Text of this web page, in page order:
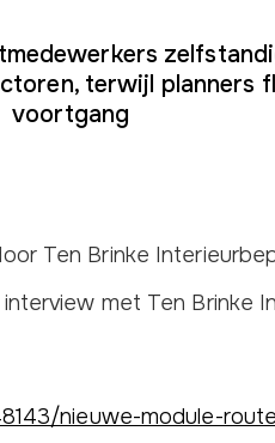
terwijl planners
voortgang
Ten Brinke
met Ten Brinke
nieuwe-module-